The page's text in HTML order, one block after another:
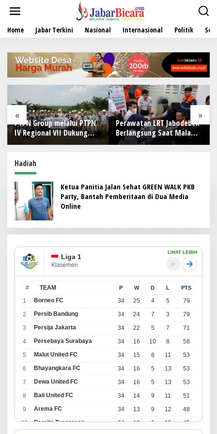
t
Home Jabar Terkini Nasional Internasional Politik
« »
PTPN Group melalui PTPN
IV Regional VII Dukung
Peningkatan Kompetensi
Lewat Pelatihan Avenza
Maps di Way Kanan
Perawatan LRT Jabodebek
Berlangsung Saat Malam,
Tim Kesehatan Jaga
Hadiah
Ketua Panitia Jalan Sehat GREEN WALK PKB
Party, Bantah Pemberitaan di Dua Media
Online
Liga 1
Klasemen
LIHAT LEBIH
# TEAM P W D L PTS
1 Borneo FC 34 25 4 5
79
2
Persib Bandung 34 24 7 3
79
3
Persija Jakarta 34 22 5 7
71
4
Persebaya Surabaya 34 16 10 8
58
5
Malut United FC 34 15 8 11
53
6
Bhayangkara FC 34 16 5 13
53
7
Dewa United FC 34 16 5 13
53
8
Bali United FC 34 14 9 11
51
9
Arema FC 34 13 9 12
48
10
Persita Tangerang 34 13 6 15
45